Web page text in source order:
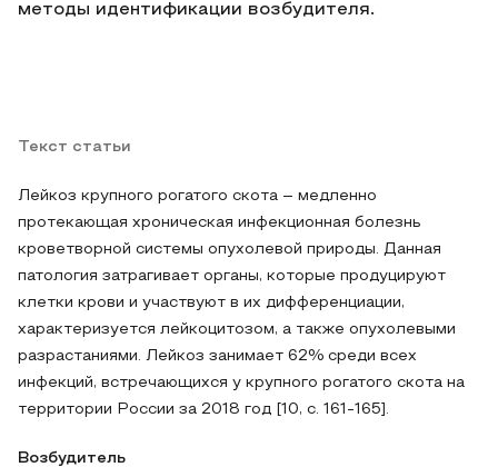
методы идентификации возбудителя.
Текст статьи
Лейкоз крупного рогатого скота – медленно
протекающая хроническая инфекционная болезнь
кроветворной системы опухолевой природы. Данная
патология затрагивает органы, которые продуцируют
клетки крови и участвуют в их дифференциации,
характеризуется лейкоцитозом, а также опухолевыми
разрастаниями. Лейкоз занимает 62% среди всех
инфекций, встречающихся у крупного рогатого скота на
территории России за 2018 год [10, с. 161-165].
Возбудитель